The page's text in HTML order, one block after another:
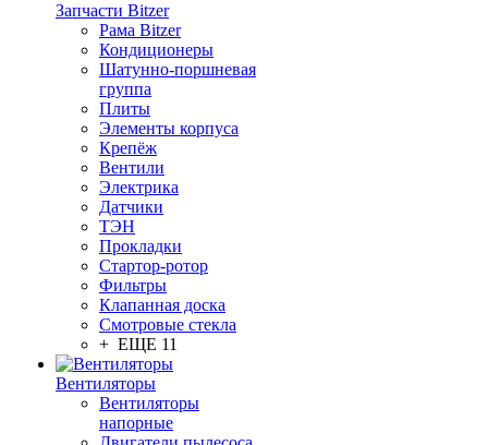
Запчасти Bitzer
Рама Bitzer
Кондиционеры
Шатунно-поршневая
группа
Плиты
Элементы корпуса
Крепёж
Вентили
Электрика
Датчики
ТЭН
Прокладки
Стартор-ротор
Фильтры
Клапанная доска
Смотровые стекла
+ ЕЩЕ 11
Вентиляторы
Вентиляторы
напорные